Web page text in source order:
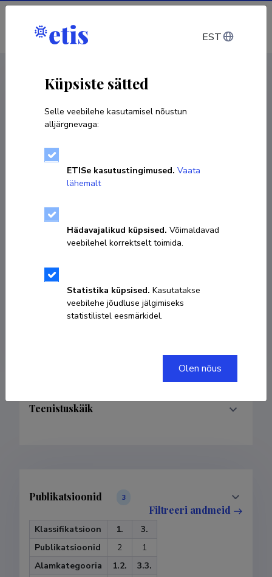
Sisene
KOPEERI LINK
Teenistuskäik
Publikatsioonid 3
Filtreeri andmeid
Klassifikatsioon 1.
3.
Publikatsioonid
2
1
Alamkategooria
1.2.
3.3.
EST
Küpsiste sätted
Selle veebilehe kasutamisel nõustun
alljärgnevaga:
ETISe kasutustingimused. Vaata
lähemalt
Hädavajalikud küpsised. Võimaldavad
veebilehel korrektselt toimida.
Statistika küpsised. Kasutatakse
veebilehe jõudluse jälgimiseks
statistilistel eesmärkidel.
Olen nõus